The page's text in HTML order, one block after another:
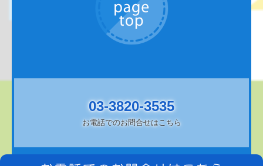
03-3820-3535
お電話でのお問合せはこちら